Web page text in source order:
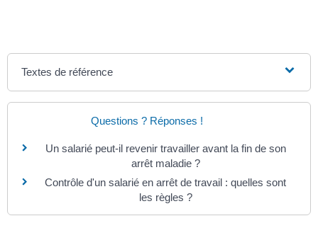
Textes de référence
Questions ? Réponses !
Un salarié peut-il revenir travailler avant la fin de son
arrêt maladie ?
Contrôle d'un salarié en arrêt de travail : quelles sont
les règles ?